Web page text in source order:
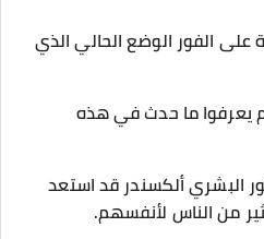
على الفور الوضع الحالي الذي
يعرفوا ما حدث في هذه
البشري ألكسندر قد استعد
من الناس لأنفسهم.